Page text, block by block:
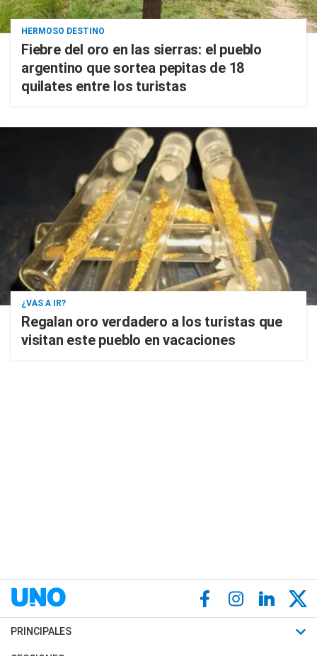
HERMOSO DESTINO
Fiebre del oro en las sierras: el pueblo
argentino que sortea pepitas de 18
quilates entre los turistas
¿VAS A IR?
Regalan oro verdadero a los turistas que
visitan este pueblo en vacaciones
PRINCIPALES